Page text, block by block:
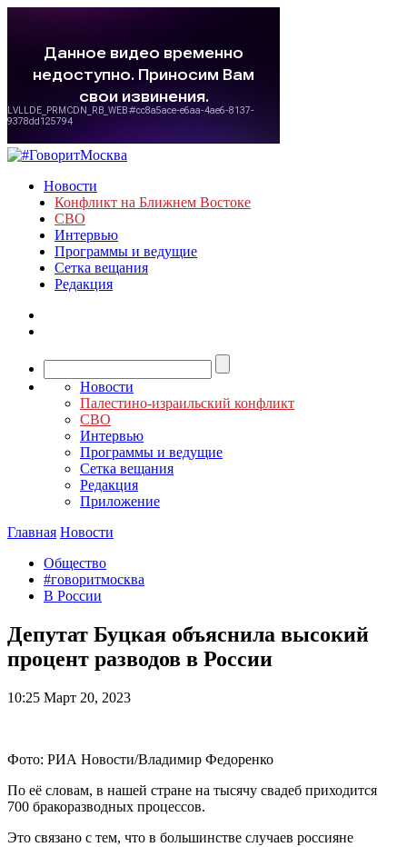
Новости
Конфликт на Ближнем Востоке
СВО
Интервью
Программы и ведущие
Сетка вещания
Редакция
Новости
Палестино-израильский конфликт
СВО
Интервью
Программы и ведущие
Сетка вещания
Редакция
Приложение
Главная Новости
Общество
#говоритмосква
В России
Депутат Буцкая объяснила высокий
процент разводов в России
10:25 Март 20, 2023
Фото: РИА Новости/Владимир Федоренко
По её словам, в нашей стране на тысячу свадеб приходится
700 бракоразводных процессов.
Это связано с тем, что в большинстве случаев россияне